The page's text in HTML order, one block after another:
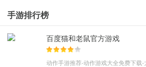
· 充值比例1：200，首充1：400（6元除外）
· 首充任意赠送华丽法宝，酷炫橙武，战力飙升
· 冲刺达到对应等级，为您奉上超强奖励，
券赠送，让您修炼之路补给到位！
手游排行榜
百度猫和老鼠官方游戏
动作手游推荐-动作游戏大全免费下载